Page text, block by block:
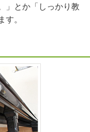
」とか「しっかり教
。